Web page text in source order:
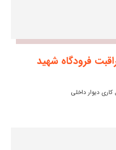
فرودگاه شهید
کاری دیوار داخلی